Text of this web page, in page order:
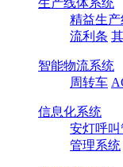
生产线体系统
精益生产
流利条
智能物流系统
周转车
信息化系统
安灯呼
管理系统